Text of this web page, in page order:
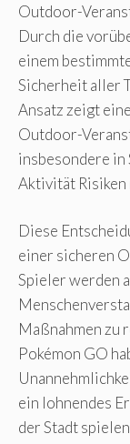
Outdoor-
Durch die
einem
Sicherheit aller
Ansatz zeigt
Outdoor-
insbesondere in
Aktivität Risiken
Diese
einer sicheren
Spieler werden
Maßnahmen zu
Pokémon GO
ein lohnendes
der Stadt